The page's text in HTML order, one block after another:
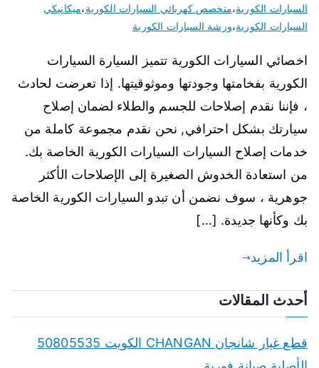
السيارات الكورية،متخصص كهربائي السيارات الكورية،ميكانيكي
السيارات الكورية،ورشة السيارات الكورية
اخصائي السيارات الكورية تتميز السيارة السيارات
الكورية بفخامتها وجودتها وموثوقيتها. إذا تعرضت لحادث
، فإننا نقدم إصلاحات للجسم والطلاء لضمان إصلاح
سيارتك بشكل احترافي, نحن نقدم مجموعة كاملة من
خدمات إصلاح السيارات السيارات الكورية الخاصة بك.
من استعادة الخدوش الصغيرة إلى الإصلاحات الأكثر
جوهرية ، سوف نضمن أن تبدو السيارات الكورية الخاصة
بك وكأنها جديدة. […]
اقرأ المزيد
أحدث المقالات
قطع غيار شانجان CHANGAN الكويت 50805535